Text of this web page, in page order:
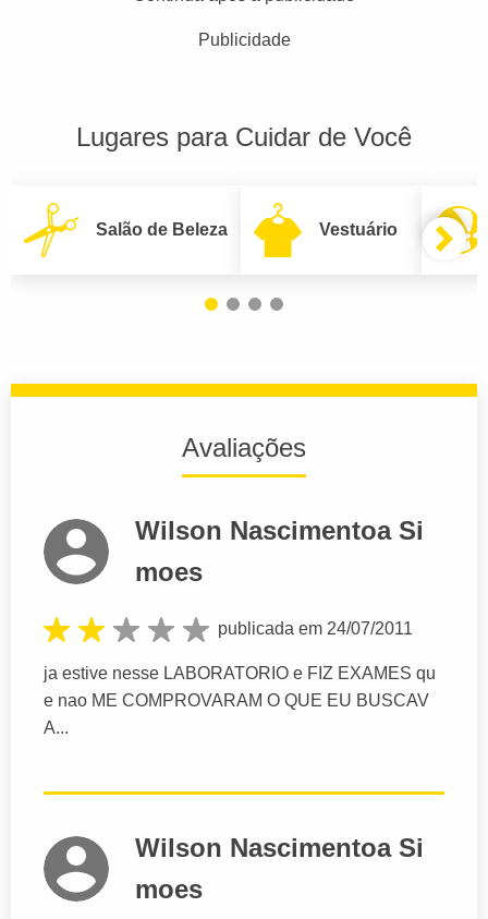
Publicidade
Lugares para Cuidar de Você
Salão de Beleza Vestuário
Avaliações
Wilson Nascimentoa Si
moes
publicada em 24/07/2011
ja estive nesse LABORATORIO e FIZ EXAMES qu
e nao ME COMPROVARAM O QUE EU BUSCAV
A...
Wilson Nascimentoa Si
moes